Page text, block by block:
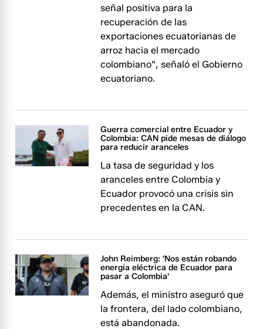
señal positiva para la
recuperación de las
exportaciones ecuatorianas de
arroz hacia el mercado
colombiano", señaló el Gobierno
ecuatoriano.
Guerra comercial entre Ecuador y
Colombia: CAN pide mesas de diálogo
para reducir aranceles
La tasa de seguridad y los
aranceles entre Colombia y
Ecuador provocó una crisis sin
precedentes en la CAN.
John Reimberg: 'Nos están robando
energía eléctrica de Ecuador para
pasar a Colombia'
Además, el ministro aseguró que
la frontera, del lado colombiano,
está abandonada.